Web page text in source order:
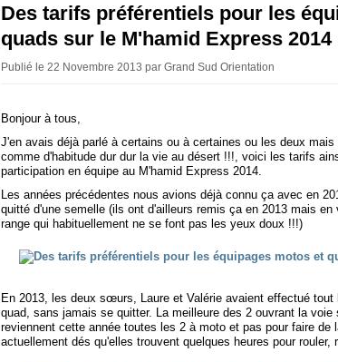
Des tarifs préférentiels pour les
quads sur le M'hamid Express 2014
Publié le 22 Novembre 2013 par Grand Sud Orientation
Bonjour à tous,
J'en avais déjà parlé à certains ou à certaines ou les deux
comme d'habitude dur dur la vie au désert !!!, voici les tarifs
participation en équipe au M'hamid Express 2014.
Les années précédentes nous avions déjà connu ça avec en
quitté d'une semelle (ils ont d'ailleurs remis ça en 2013 mais
range qui habituellement ne se font pas les yeux doux !!!)
En 2013, les deux sœurs, Laure et Valérie avaient effectué tout
quad, sans jamais se quitter. La meilleure des 2 ouvrant la
reviennent cette année toutes les 2 à moto et pas pour faire de
actuellement dés qu'elles trouvent quelques heures pour rouler,